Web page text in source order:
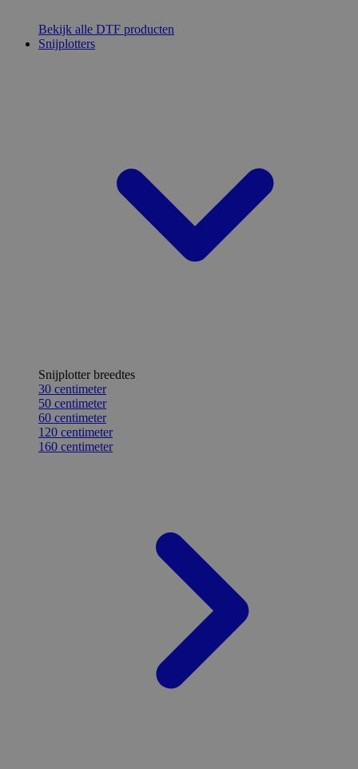
Bekijk alle DTF producten
Snijplotters
Snijplotter breedtes
30 centimeter
50 centimeter
60 centimeter
120 centimeter
160 centimeter